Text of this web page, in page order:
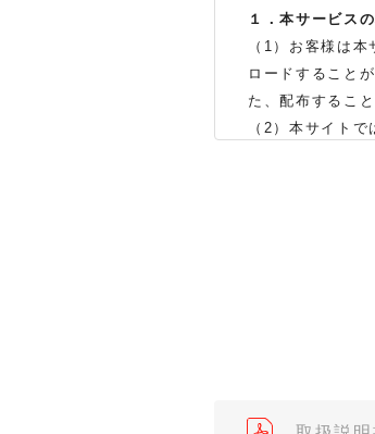
１．本サービス
（1）お客様は
ロードすること
た、配布するこ
（2）本サイト
体の生産中止な
（※）みまもり
されている取扱